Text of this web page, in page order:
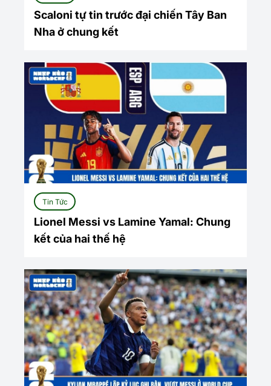
Scaloni tự tin trước đại chiến Tây Ban
Nha ở chung kết
Tin Tức
Lionel Messi vs Lamine Yamal: Chung
kết của hai thế hệ